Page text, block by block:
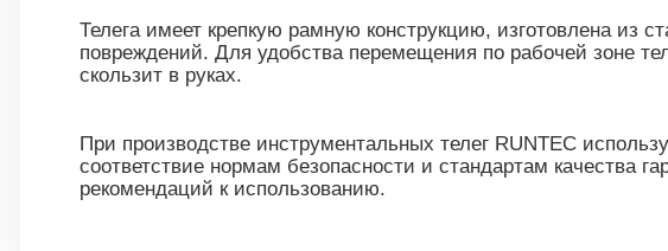
Телега имеет крепкую рамную конструкцию, изготовлена из
повреждений. Для удобства перемещения по рабочей зоне
скользит в руках.
При производстве инструментальных телег RUNTEC
соответствие нормам безопасности и стандартам качества
рекомендаций к использованию.